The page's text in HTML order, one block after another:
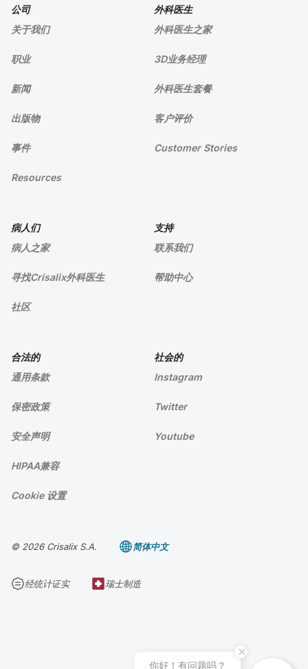
公司
关于我们
职业
新闻
出版物
事件
Resources
外科医生
外科医生之家
3D业务经理
外科医生套餐
客户评价
Customer Stories
病人们
病人之家
寻找Crisalix外科医生
社区
支持
联系我们
帮助中心
合法的
通用条款
保密政策
安全声明
HIPAA兼容
Cookie 设置
社会的
Instagram
Twitter
Youtube
© 2026 Crisalix S.A. 简体中文
经统计证实 瑞士制造
你好！有问题吗？